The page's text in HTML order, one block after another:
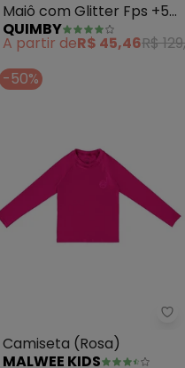
Maiô com Glitter Fps +50
(Rosa)
QUIMBY
A partir deR$ 45,46R$
-50%
Camiseta (Rosa)
MALWEE KIDS